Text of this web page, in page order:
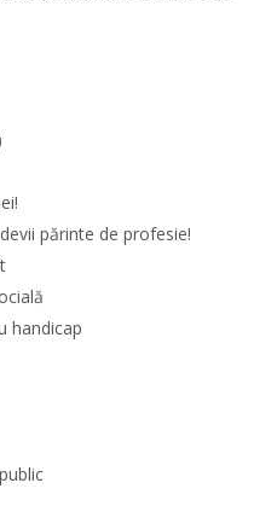
părinte de profesie!
handicap